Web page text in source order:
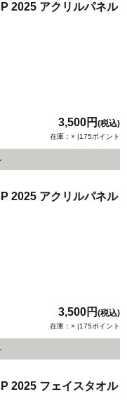
2025 アクリルパネル
3,500円 (税込)
在庫：× |175ポイント
2025 アクリルパネル
3,500円 (税込)
在庫：× |175ポイント
2025 フェイスタオル